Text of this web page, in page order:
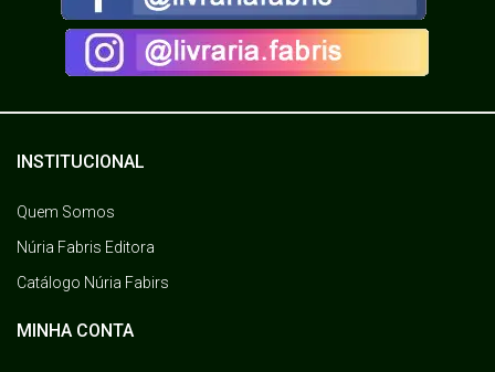
INSTITUCIONAL
Quem Somos
Núria Fabris Editora
Catálogo Núria Fabirs
MINHA CONTA